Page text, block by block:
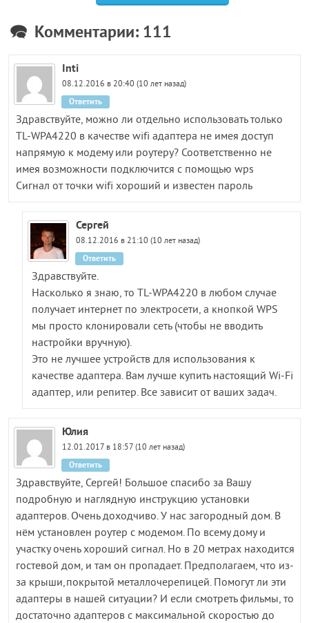
Комментарии: 111
Inti
08.12.2016 в 20:40 (10 лет назад)
Здравствуйте, можно ли отдельно использовать только
TL-WPA4220 в качестве wifi адаптера не имея доступ
напрямую к модему или роутеру? Соответственно не
имея возможности подключится с помощью wps
Сигнал от точки wifi хороший и известен пароль
Ответить
Сергей
08.12.2016 в 21:10 (10 лет назад)
Здравствуйте.
Насколько я знаю, то TL-WPA4220 в любом случае
получает интернет по электросети, а кнопкой WPS
мы просто клонировали сеть (чтобы не вводить
настройки вручную).
Это не лучшее устройств для использования к
качестве адаптера. Вам лучше купить настоящий Wi-Fi
адаптер, или репитер. Все зависит от ваших задач.
Ответить
Юлия
12.01.2017 в 18:57 (10 лет назад)
Здравствуйте, Сергей! Большое спасибо за Вашу
подробную и наглядную инструкцию установки
адаптеров. Очень доходчиво. У нас загородный дом. В
нём установлен роутер с модемом. По всему дому и
участку очень хороший сигнал. Но в 20 метрах находится
гостевой дом, и там он пропадает. Предполагаем, что из-
за крыши,покрытой металлочерепицей. Помогут ли эти
адаптеры в нашей ситуации? И если смотреть фильмы, то
достаточно адаптеров с максимальной скоростью до
Ответить